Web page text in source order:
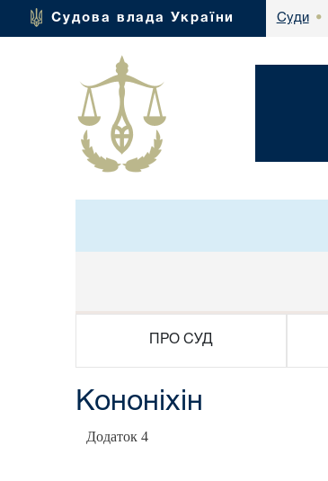
Судова влада України Суди •
ПРО СУД
Кононіхін
Додаток 4